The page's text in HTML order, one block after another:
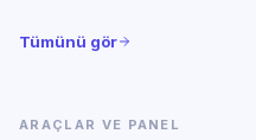
Tümünü gör
ARAÇLAR VE PANEL